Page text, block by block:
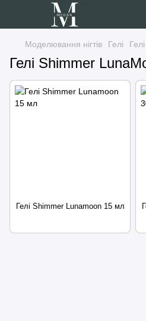
Моделювання нігтів Гелі
Гелі Shimmer
Гелі Shimmer Lunamoon 15 мл